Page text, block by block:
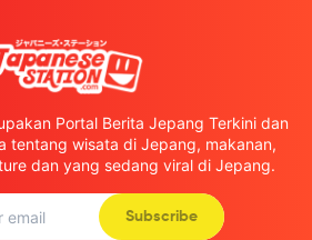
Portal Berita Jepang Terkini dan
tentang wisata di Jepang, makanan,
dan yang sedang viral di Jepang.
Subscribe